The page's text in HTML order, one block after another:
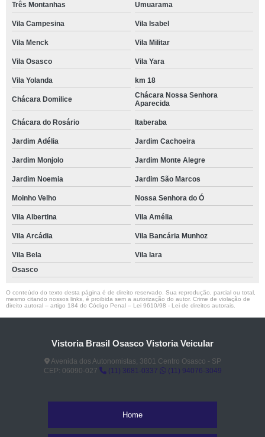
Três Montanhas Umuarama
Vila Campesina Vila Isabel
Vila Menck Vila Militar
Vila Osasco Vila Yara
Vila Yolanda km 18
Chácara Domilice
Chácara Nossa Senhora
Aparecida
Chácara do Rosário Itaberaba
Jardim Adélia Jardim Cachoeira
Jardim Monjolo Jardim Monte Alegre
Jardim Noemia Jardim São Marcos
Moinho Velho Nossa Senhora do Ó
Vila Albertina Vila Amélia
Vila Arcádia Vila Bancária Munhoz
Vila Bela
Vila Iara
Osasco
O conteúdo do texto desta página é de direito reservado. Sua reprodução, parcial ou total,
mesmo citando nossos links, é proibida sem a autorização do autor. Crime de violação de
direito autoral – artigo 184 do Código Penal – Lei 9610/98 - Lei de direitos autorais
Vistoria Brasil Osasco Vistoria Veicular
Avenida dos Autonomistas, 3801 Centro Osasco - SP
CEP: 06090-027
(11) 3681-0337 (11) 94076-3049
Home